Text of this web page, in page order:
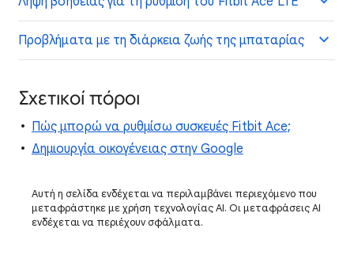
Προβλήματα με τη διάρκεια ζωής της μπαταρίας
Σχετικοί πόροι
Πώς μπορώ να ρυθμίσω συσκευές Fitbit Ace;
Δημιουργία οικογένειας στην Google
Αυτή η σελίδα ενδέχεται να περιλαμβάνει περιεχόμενο που
μεταφράστηκε με χρήση τεχνολογίας AI. Οι μεταφράσεις AI
ενδέχεται να περιέχουν σφάλματα.